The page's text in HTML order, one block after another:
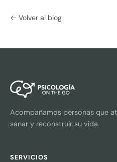
← Volver al blog
Acompañamos personas que
sanar y reconstruir su vida.
SERVICIOS